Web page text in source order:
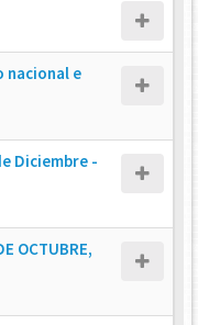
nacional e
Diciembre -
OCTUBRE,